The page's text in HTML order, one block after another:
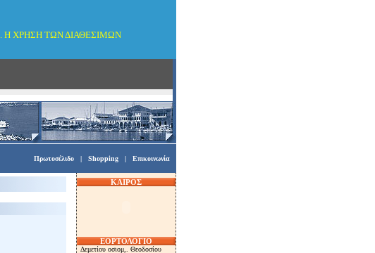
. Η ΧΡΗΣΗ ΤΩΝ ΔΙΑΘΕΣΙΜΩΝ
Πρωτοσέλιδο | Shopping | Επικοινωνία
ΚΑΙΡΟΣ
ΕΟΡΤΟΛΟΓΙΟ
Δεμετίου οσιομ,. Θεοδοσίου